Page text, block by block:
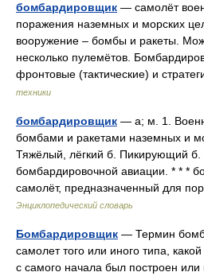
бомбардировщик — самолёт
поражения наземных и морских
вооружение – бомбы и ракеты.
несколько пулемётов.
фронтовые (тактические) и
техники
бомбардировщик — а; м. 1.
бомбами и ракетами наземных и
Тяжёлый, лёгкий б. Пикирующий б.
бомбардировочной авиации. * * *
самолёт, предназначенный для
Энциклопедический словарь
Бомбардировщик — Термин
самолет того или иного типа,
с самого начала был построен или